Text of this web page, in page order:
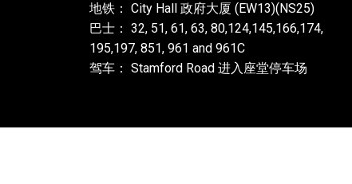
地铁： City Hall 政府大厦 (EW13)(NS25)
巴士： 32, 51, 61, 63, 80,124,145,166,174,
195,197, 851, 961 and 961C
驾车： Stamford Road 进入座堂停车场